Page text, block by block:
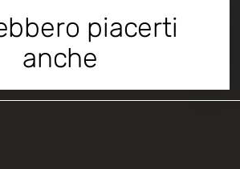
piacerti
anche